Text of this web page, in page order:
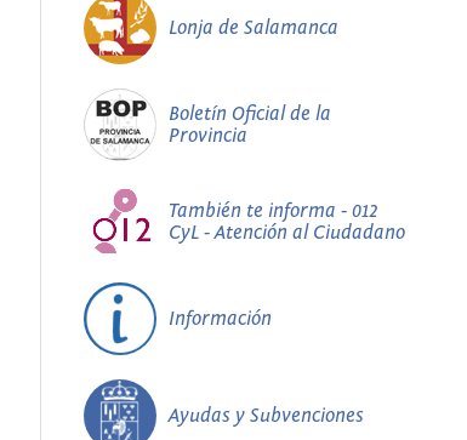
Lonja de Salamanca
Boletín Oficial de la
Provincia
También te informa - 012
CyL - Atención al Ciudadano
Información
Ayudas y Subvenciones